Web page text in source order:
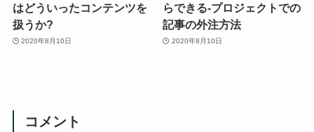
はどういったコンテンツを
扱うか?
2020年8月10日
らできる-プロジェクトでの
記事の外注方法
2020年8月10日
コメント